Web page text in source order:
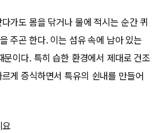
가도 몸을 닦거나 물에 적시는 순간 퀴
주곤 한다. 이는 섬유 속에 남아 있는
이다. 특히 습한 환경에서 제대로 건조
게 증식하면서 특유의 쉰내를 만들어
요